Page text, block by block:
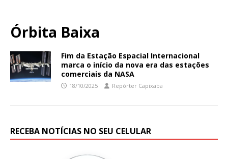
Órbita Baixa
Fim da Estação Espacial Internacional
marca o início da nova era das estações
comerciais da NASA
18/10/2025 Repórter Capixaba
RECEBA NOTÍCIAS NO SEU CELULAR